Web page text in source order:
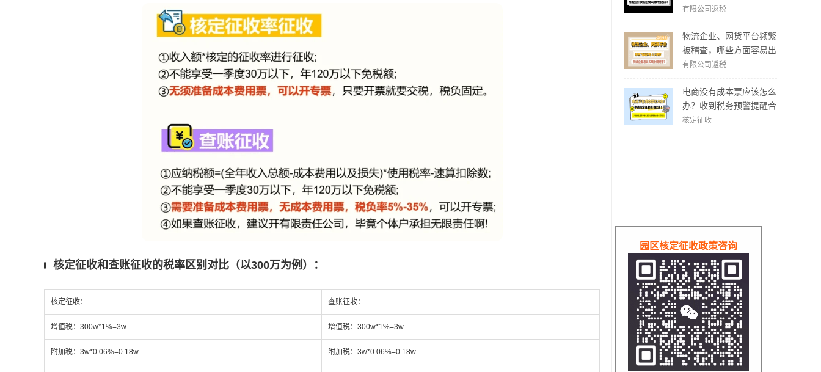
费，运费成本拿不到怎么
有限公司返税
物流企业、网货平台频繁
被稽查，哪些方面容易出
现问题？怎么实现合规经
有限公司返税
电商没有成本票应该怎么
办？收到税务预警提醒合
规解决方案！
核定征收
核定征收和查账征收的税率区别对比（以300万为例）：
核定征收： 查账征收：
增值税：300w*1%=3w 增值税：300w*1%=3w
附加税：3w*0.06%=0.18w 附加税：3w*0.06%=0.18w
园区核定征收政策咨询